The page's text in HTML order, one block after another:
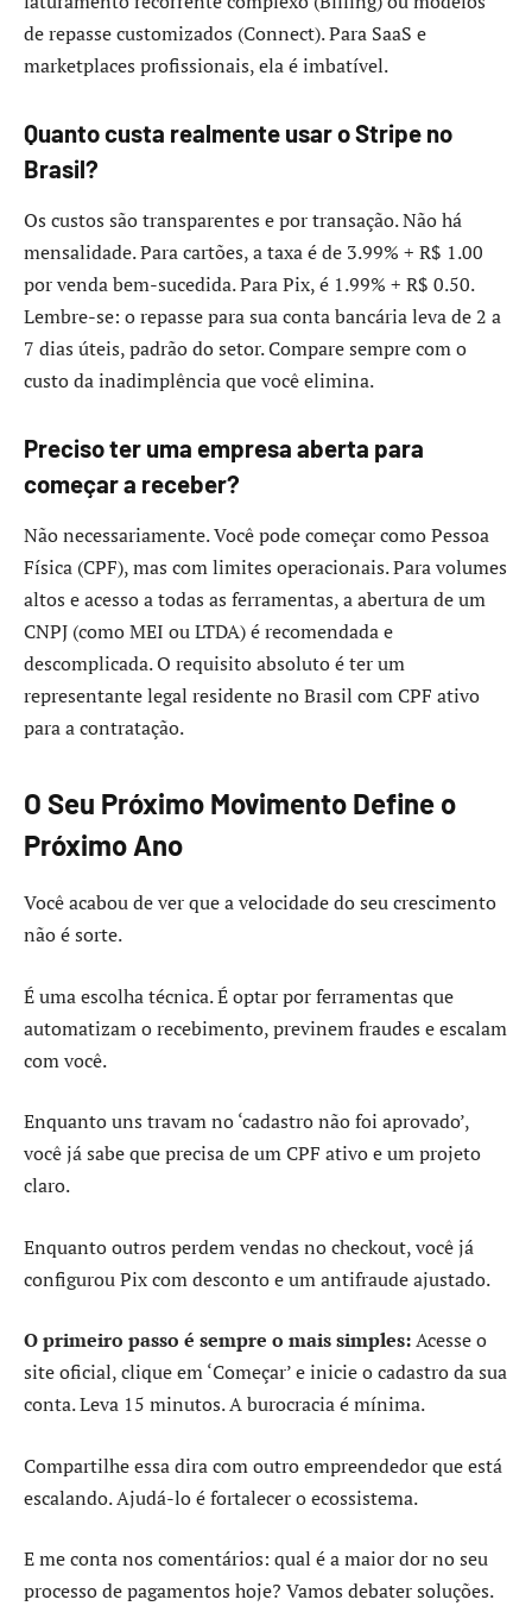
de repasse customizados (Connect). Para SaaS e
marketplaces profissionais, ela é imbatível.
Quanto custa realmente usar o Stripe no
Brasil?
Os custos são transparentes e por transação. Não há
mensalidade. Para cartões, a taxa é de 3.99% + R$ 1.00
por venda bem-sucedida. Para Pix, é 1.99% + R$ 0.50.
Lembre-se: o repasse para sua conta bancária leva de 2 a
7 dias úteis, padrão do setor. Compare sempre com o
custo da inadimplência que você elimina.
Preciso ter uma empresa aberta para
começar a receber?
Não necessariamente. Você pode começar como Pessoa
Física (CPF), mas com limites operacionais. Para volumes
altos e acesso a todas as ferramentas, a abertura de um
CNPJ (como MEI ou LTDA) é recomendada e
descomplicada. O requisito absoluto é ter um
representante legal residente no Brasil com CPF ativo
para a contratação.
O Seu Próximo Movimento Define o
Próximo Ano
Você acabou de ver que a velocidade do seu crescimento
não é sorte.
É uma escolha técnica. É optar por ferramentas que
automatizam o recebimento, previnem fraudes e escalam
com você.
Enquanto uns travam no ‘cadastro não foi aprovado’,
você já sabe que precisa de um CPF ativo e um projeto
claro.
Enquanto outros perdem vendas no checkout, você já
configurou Pix com desconto e um antifraude ajustado.
O primeiro passo é sempre o mais simples:Acesse o
site oficial, clique em ‘Começar’ e inicie o cadastro da sua
conta. Leva 15 minutos. A burocracia é mínima.
Compartilhe essa dira com outro empreendedor que está
escalando. Ajudá-lo é fortalecer o ecossistema.
E me conta nos comentários: qual é a maior dor no seu
processo de pagamentos hoje? Vamos debater soluções.